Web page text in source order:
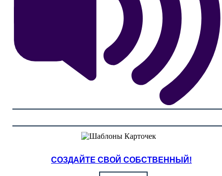
СОЗДАЙТЕ СВОЙ СОБСТВЕННЫЙ!